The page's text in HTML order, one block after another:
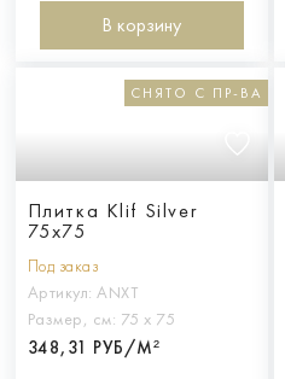
В корзину
СНЯТО С ПР-ВА
Плитка Klif Silver
75x75
Под заказ
Артикул: ANXT
Размер, см: 75 х 75
348,31 РУБ/М²